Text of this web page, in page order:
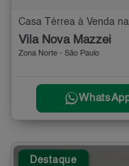
Casa Térrea à Venda
Vila Nova Mazzei
Zona Norte - São Paulo
Destaque